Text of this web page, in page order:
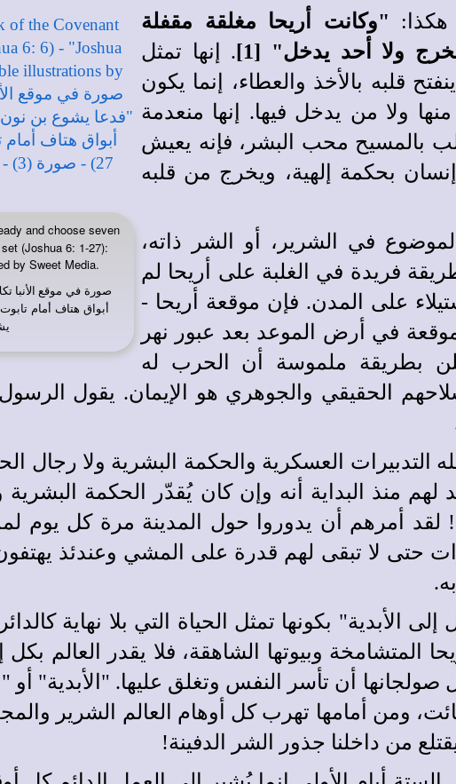
and choose seven
(Joshua 6: 1-27):
by Sweet Media.
صورة في موقع الأنبا
أبواق هتاف أمام
"وكانت أريحا مغلقة مقفلة
ولا أحد يدخل" [1]
. إنها تمثل
قلبه بالأخذ والعطاء، إنما يكون
ولا من يدخل فيها. إنها منعدمة
بالمسيح محب البشر، فإنه يعيش
بحكمة إلهية، ويخرج من قلبه
في الشرير، أو الشر ذاته،
فريدة في الغلبة على أريحا لم
على المدن. فإن موقعة أريحا -
موقعة في أرض الموعد بعد عبور نهر
بطريقة ملموسة أن الحرب له
الحقيقي والجوهري هو الإيمان. يقول
العسكرية والحكمة البشرية ولا رجال
لهم منذ البداية أنه وإن كان يُقدّر الحكمة
أمرهم أن يدوروا حول المدينة مرة كل يوم
حتى لا تبقى لهم قدرة على المشي وعندئذ يهتفون
الأبدية" بكونها تمثل الحياة التي بلا نهاية
المتشامخة وبيوتها الشاهقة، فلا يقدر العالم
صولجانها أن تأسر النفس وتغلق عليها. "الأبدية"
المائت، ومن أمامها تهرب كل أوهام العالم الشرير
من داخلنا جذور الشر الدفينة!